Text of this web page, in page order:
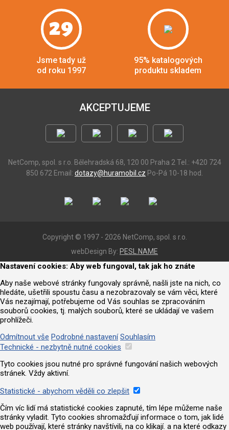
29
Jsme tady už
od roku 1997
95% katalogových
produktu skladem
AKCEPTUJEME
NetComp, spol. s r.o. Bělehradská 68, 120 00 Praha 2 Tel.: +420 724
850 672 Email: dotazy@huramobil.cz Po-Pá 10-18 hod.
Copyright © 1997 - 2026 NetComp, spol. s r.o.
webDesign By: PESL.NAME
Nastavení cookies: Aby web fungoval, tak jak ho znáte
Aby naše webové stránky fungovaly správně, našli jste na nich, co
hledáte, ušetřili spoustu času a nezobrazovaly se vám věci, které
Vás nezajímají, potřebujeme od Vás souhlas se zpracováním
souborů cookies, tj. malých souborů, které se ukládají ve vašem
prohlížeči.
Odmítnout vše Podrobné nastavení Souhlasím
Technické - nezbytně nutné cookies
Tyto cookies jsou nutné pro správné fungování našich webových
stránek. Vždy aktivní.
Statistické - abychom věděli co zlepšit
Čím víc lidí má statistické cookies zapnuté, tím lépe můžeme naše
stránky vyladit. Tyto cookies shromažďují informace o tom, jak lidé
web používají, které stránky navštívili, na co klikají. a na které odkazy